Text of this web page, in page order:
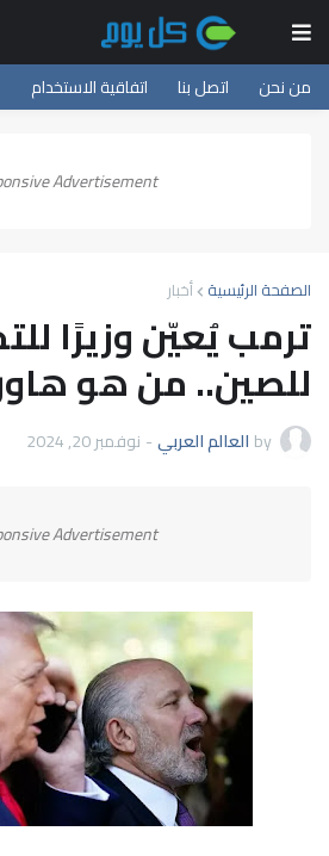
من نحن اتصل بنا اتفاقية الاستخدام
Advertisement
الصفحة الرئيسية أخبار
ترمب يُعيّن وزيرًا
للصين.. من هو
by العالم العربي- نوفمبر 20, 2024
Advertisement